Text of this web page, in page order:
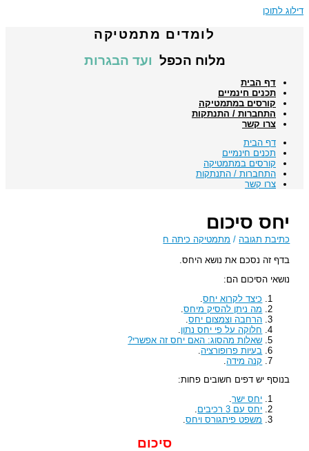
דילוג לתוכן
לומדים מתמטיקה
מלוח הכפל ועד הבגרות
דף הבית
תכנים חינמיים
קורסים במתמטיקה
התחברות / התנתקות
צרו קשר
דף הבית
תכנים חינמיים
קורסים במתמטיקה
התחברות / התנתקות
צרו קשר
יחס סיכום
כתיבת תגובה / מתמטיקה כיתה ח
בדף זה נסכם את נושא היחס.
נושאי הסיכום הם:
כיצד לקרוא יחס.
מה ניתן להסיק מיחס.
הרחבה וצמצום יחס.
חלוקה על פי יחס נתון
שאלות מהסוג: האם יחס זה אפשרי?
בעיות פרופורציה
קנה מידה
בנוסף יש דפים חשובים פחות:
יחס ישר.
יחס עם 3 רכיבים
.
משפט פיתגורס ויחס.
סיכום